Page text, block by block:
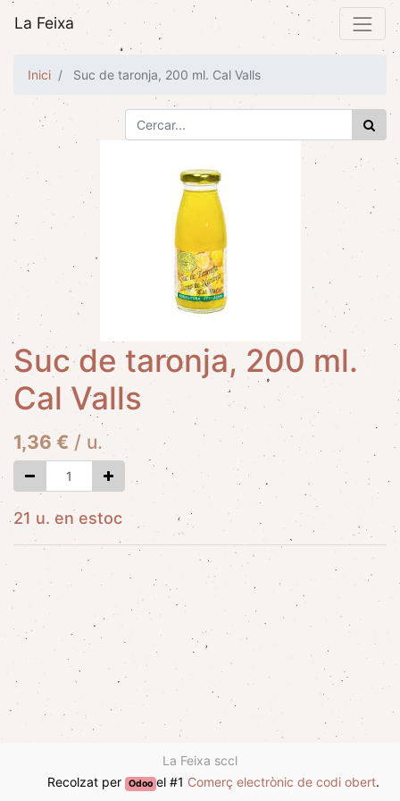
La Feixa
Inici Suc de taronja, 200 ml. Cal Valls
Suc de taronja, 200 ml.
Cal Valls
1,36 € / u.
21 u. en estoc
La Feixa sccl
Recolzat per
Odoo el #1 Comerç electrònic de codi obert.